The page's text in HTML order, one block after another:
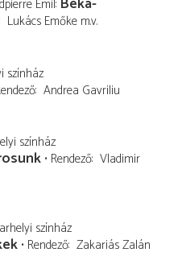
Emil
Lukács Emőke m.v.
színház
Andrea Gavriliu
színház
Rendező Vladimir
színház
Rendező Zakariás Zalán